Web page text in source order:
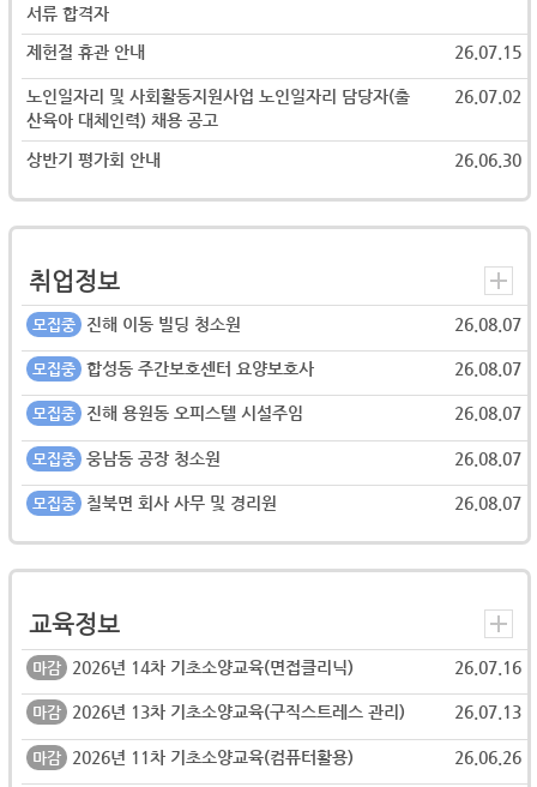
서류 합격자
제헌절 휴관 안내 26.07.15
노인일자리 및 사회활동지원사업 노인일자리 담당자(출
산육아 대체인력) 채용 공고
26.07.02
상반기 평가회 안내 26.06.30
취업정보
모집중 진해 이동 빌딩 청소원 26.08.07
모집중 합성동 주간보호센터 요양보호사 26.08.07
모집중 진해 용원동 오피스텔 시설주임 26.08.07
모집중 웅남동 공장 청소원 26.08.07
모집중 칠북면 회사 사무 및 경리원 26.08.07
교육정보
마감 2026년 14차 기초소양교육(면접클리닉) 26.07.16
마감 2026년 13차 기초소양교육(구직스트레스 관리) 26.07.13
마감 2026년 11차 기초소양교육(컴퓨터활용) 26.06.26